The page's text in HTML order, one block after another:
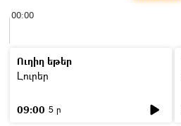
00:00
Ուղիղ եթեր
Լուրեր
09:00 5 ր